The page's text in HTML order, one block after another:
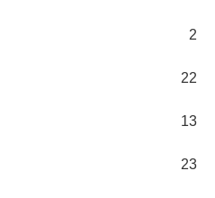
2
22
13
23